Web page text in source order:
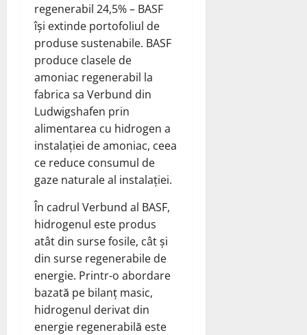
regenerabil 24,5% – BASF
își extinde portofoliul de
produse sustenabile. BASF
produce clasele de
amoniac regenerabil la
fabrica sa Verbund din
Ludwigshafen prin
alimentarea cu hidrogen a
instalației de amoniac, ceea
ce reduce consumul de
gaze naturale al instalației.
În cadrul Verbund al BASF,
hidrogenul este produs
atât din surse fosile, cât și
din surse regenerabile de
energie. Printr-o abordare
bazată pe bilanț masic,
hidrogenul derivat din
energie regenerabilă este